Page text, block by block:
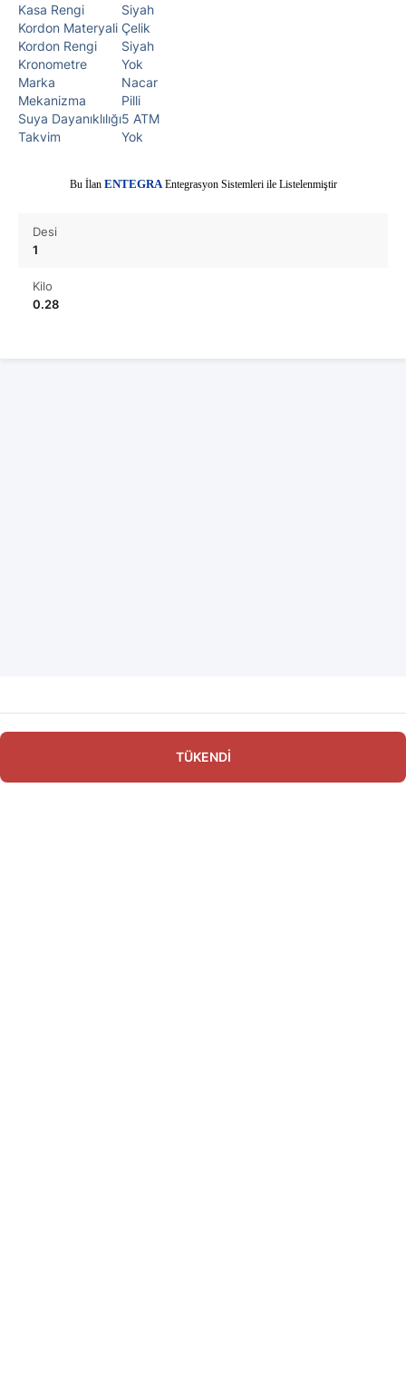
Kasa Rengi
Siyah
Kordon Materyali Çelik
Kordon Rengi
Siyah
Kronometre
Yok
Marka
Nacar
Mekanizma
Pilli
Suya Dayanıklılığı5 ATM
Takvim
Yok
Bu İlan ENTEGRAEntegrasyon Sistemleri ile Listelenmiştir
Desi
1
Kilo
0.28
TÜKENDİ